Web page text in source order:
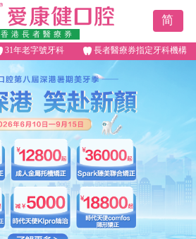
香港長者醫療券
简
31年老字號牙科 長者醫療券指定牙科機構